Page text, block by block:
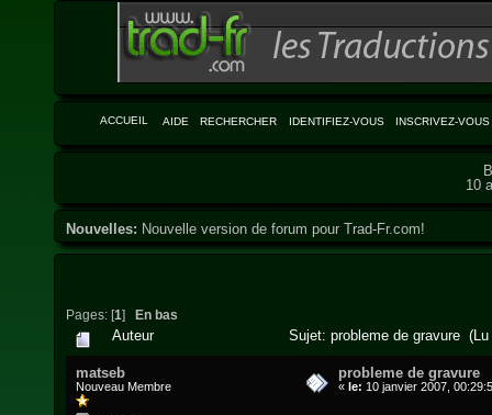
ACCUEIL AIDE RECHERCHER IDENTIFIEZ-VOUS INSCRIVEZ-VOUS
10
Nouvelles: Nouvelle version de forum pour Trad-Fr.com!
Pages: [1] En bas
Auteur Sujet: probleme de gravure (Lu
matseb
Nouveau Membre
probleme de gravure
«le: 10 janvier 2007,